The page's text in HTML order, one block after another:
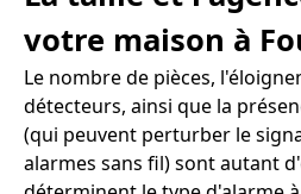
votre maison à
Le nombre de pièces,
détecteurs, ainsi que la
(qui peuvent perturber le
alarmes sans fil) sont autant